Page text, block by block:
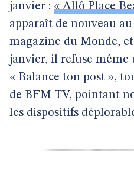
janvier : « Allô Place
apparaît de nouveau
magazine du Monde,
janvier, il refuse
« Balance ton post »,
de BFM-TV, pointant
les dispositifs